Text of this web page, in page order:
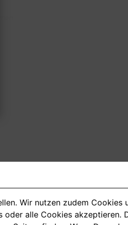
Wir nutzen zudem Cookies
alle Cookies akzeptieren.